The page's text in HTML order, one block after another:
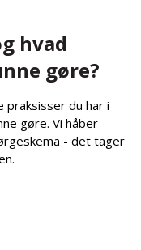
hvad
gøre?
praksisser du har i
gøre. Vi håber
- det tager